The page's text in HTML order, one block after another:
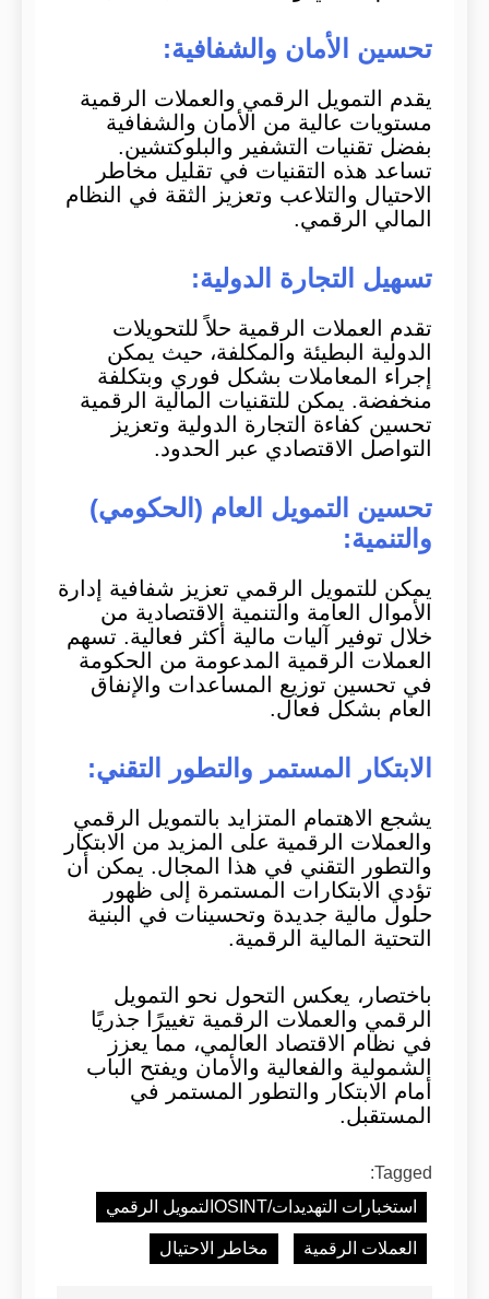
تحسين الأمان والشفافية:
يقدم التمويل الرقمي والعملات الرقمية
مستويات عالية من الأمان والشفافية
بفضل تقنيات التشفير والبلوكتشين.
تساعد هذه التقنيات في تقليل مخاطر
الاحتيال والتلاعب وتعزيز الثقة في النظام
المالي الرقمي.
تسهيل التجارة الدولية:
تقدم العملات الرقمية حلاً للتحويلات
الدولية البطيئة والمكلفة، حيث يمكن
إجراء المعاملات بشكل فوري وبتكلفة
منخفضة. يمكن للتقنيات المالية الرقمية
تحسين كفاءة التجارة الدولية وتعزيز
التواصل الاقتصادي عبر الحدود.
تحسين التمويل العام (الحكومي)
والتنمية:
يمكن للتمويل الرقمي تعزيز شفافية إدارة
الأموال العامة والتنمية الاقتصادية من
خلال توفير آليات مالية أكثر فعالية. تسهم
العملات الرقمية المدعومة من الحكومة
في تحسين توزيع المساعدات والإنفاق
العام بشكل فعال.
الابتكار المستمر والتطور التقني:
يشجع الاهتمام المتزايد بالتمويل الرقمي
والعملات الرقمية على المزيد من الابتكار
والتطور التقني في هذا المجال. يمكن أن
تؤدي الابتكارات المستمرة إلى ظهور
حلول مالية جديدة وتحسينات في البنية
التحتية المالية الرقمية.
باختصار، يعكس التحول نحو التمويل
الرقمي والعملات الرقمية تغييرًا جذريًا
في نظام الاقتصاد العالمي، مما يعزز
الشمولية والفعالية والأمان ويفتح الباب
أمام الابتكار والتطور المستمر في
المستقبل.
Tagged:
استخبارات التهديدات/OSINTالتمويل الرقمي
العملات الرقمية مخاطر الاحتيال